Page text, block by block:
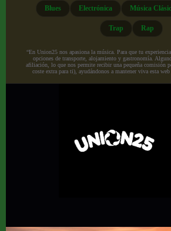
Blues Electrónica Música
Trap Rap
“En Union25 nos apasiona la música. Para que tu
opciones de transporte, alojamiento y gastronomía.
afiliación, lo que nos permite recibir una pequeña comisión
coste extra para ti), ayudándonos a mantener viva esta